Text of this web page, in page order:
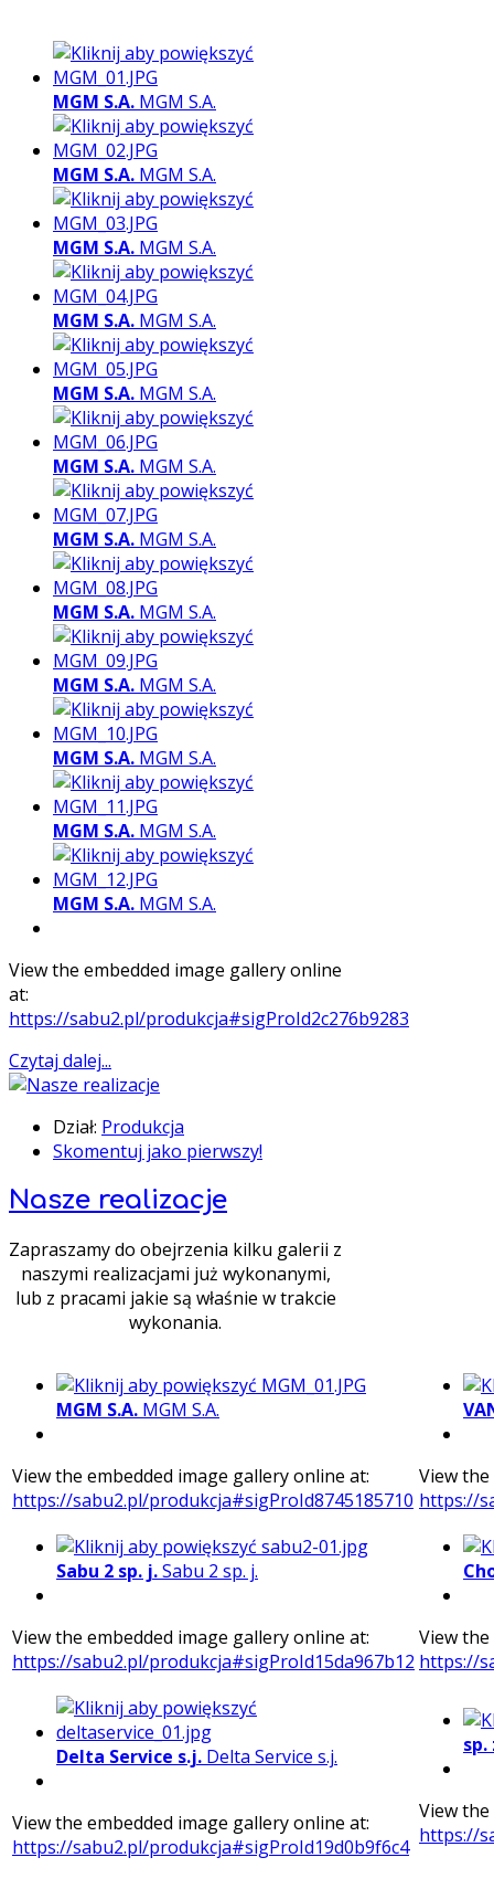
MGM S.A. MGM S.A.
MGM S.A. MGM S.A.
MGM S.A. MGM S.A.
MGM S.A. MGM S.A.
MGM S.A. MGM S.A.
MGM S.A. MGM S.A.
MGM S.A. MGM S.A.
MGM S.A. MGM S.A.
MGM S.A. MGM S.A.
MGM S.A. MGM S.A.
MGM S.A. MGM S.A.
MGM S.A. MGM S.A.
View the embedded image gallery online
at:
https://sabu2.pl/produkcja#sigProId2c276b9283
Czytaj dalej...
Dział: Produkcja
Skomentuj jako pierwszy!
Nasze realizacje
Zapraszamy do obejrzenia kilku galerii z
naszymi realizacjami już wykonanymi,
lub z pracami jakie są właśnie w trakcie
wykonania.
MGM S.A. MGM S.A.
View the embedded image gallery online at:
https://sabu2.pl/produkcja#sigProId8745185710
View
https://
Sabu 2 sp. j.Sabu 2 sp. j.
View the embedded image gallery online at:
https://sabu2.pl/produkcja#sigProId15da967b12
View
https://
Delta Service s.j. Delta Service s.j.
View the embedded image gallery online at:
https://sabu2.pl/produkcja#sigProId19d0b9f6c4
sp.
View
https://